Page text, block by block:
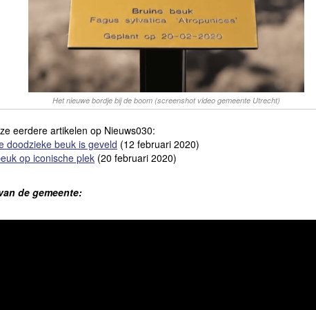
Het nieuwe bordje bij de boom (screenshot video gemeente Utrecht)
eerdere artikelen op Nieuws030:
doodzieke beuk is geveld (12 februari 2020)
op iconische plek (20 februari 2020)
de gemeente: